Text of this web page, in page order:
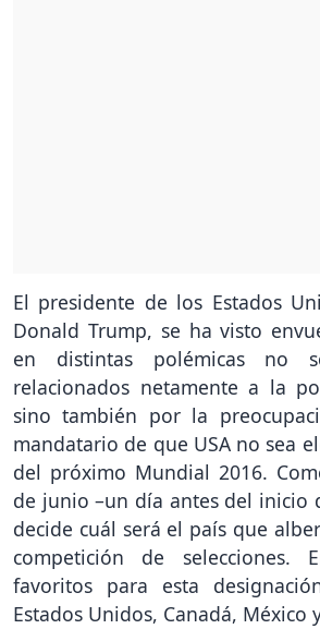
El presidente de los Estados
Donald Trump, se ha visto
en distintas polémicas no
relacionados netamente a la
sino también por la
mandatario de que USA no sea
del próximo Mundial 2016.
de junio –un día antes del inicio
decide cuál será el país que
competición de selecciones.
favoritos para esta
Estados Unidos, Canadá, México